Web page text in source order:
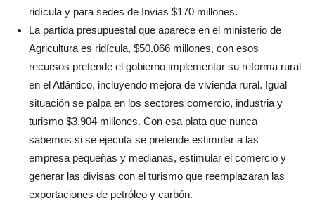
ridícula y para sedes de Invias $170 millones.
La partida presupuestal que aparece en el ministerio de
Agricultura es ridícula, $50.066 millones, con esos
recursos pretende el gobierno implementar su reforma rural
en el Atlántico, incluyendo mejora de vivienda rural. Igual
situación se palpa en los sectores comercio, industria y
turismo $3.904 millones. Con esa plata que nunca
sabemos si se ejecuta se pretende estimular a las
empresa pequeñas y medianas, estimular el comercio y
generar las divisas con el turismo que reemplazaran las
exportaciones de petróleo y carbón.